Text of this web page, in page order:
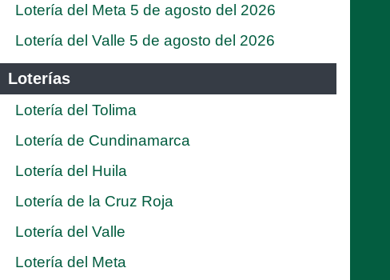
Lotería del Meta 5 de agosto del 2026
Lotería del Valle 5 de agosto del 2026
Loterías
Lotería del Tolima
Lotería de Cundinamarca
Lotería del Huila
Lotería de la Cruz Roja
Lotería del Valle
Lotería del Meta